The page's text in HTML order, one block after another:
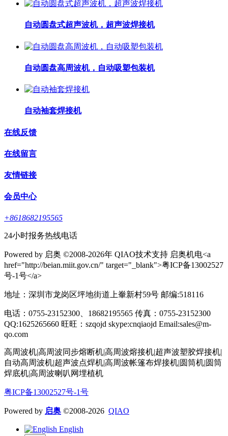
自动圆盘式超声波机，超声波焊接机
自动圆盘高周波机，自动吸塑包装机
自动袖套焊接机
在线反馈
在线留言
友情链接
会员中心
+8618682195565
24小时报务热线电话
Powered by 启奥 ©2008-2026年 QIAO技术支持 启奥机电<a
href="http://beian.miit.gov.cn/" target="_blank">粤ICP备13002527
号-1号</a>
地址：深圳市龙岗区坪地街道上輋新村59号 邮编:518116
电话：0755-23152300、18682195565 传真：0755-23152300
QQ:1625265660 旺旺：szqojd skype:cnqiaojd Email:sales@m-
qo.com
高周波机|高周波同步熔断机|高周波熔接机|超声波塑胶焊接机|
自动高周波机|超声波点焊机|高周波帐篷布焊接机|圆筒机|圆筒
焊底机|高周波喇叭网埋植机
粤ICP备13002527号-1号
Powered by 启奥 ©2008-2026 QIAO
English